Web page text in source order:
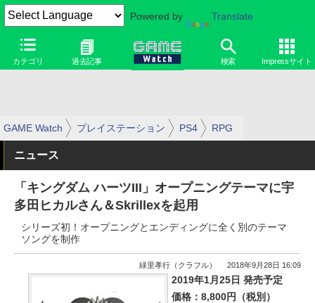
Powered by Translate
カテゴリ 過去記事 検索 Impressサイト
GAME Watch プレイステーション PS4 RPG
ニュース
「キングダム ハーツIII」オープニングテーマに宇
多田ヒカルさん＆Skrillexを起用
シリーズ初！オープニングとエンディングに全く別のテーマ
ソングを制作
緑里孝行（クラフル） 2018年9月28日 16:09
2019年1月25日 発売予定
価格：8,800円（税別）